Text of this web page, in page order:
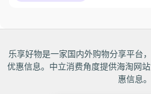
乐享好物是一家国内外购物分享平台
优惠信息。中立消费角度提供海淘网
惠信息。